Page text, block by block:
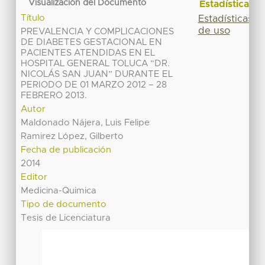
Visualización del Documento
Título
PREVALENCIA Y COMPLICACIONES
DE DIABETES GESTACIONAL EN
PACIENTES ATENDIDAS EN EL
HOSPITAL GENERAL TOLUCA “DR.
NICOLÁS SAN JUAN” DURANTE EL
PERIODO DE 01 MARZO 2012 – 28
FEBRERO 2013.
Autor
Maldonado Nájera, Luis Felipe
Ramirez López, Gilberto
Fecha de publicación
2014
Editor
Medicina-Quimica
Tipo de documento
Tesis de Licenciatura
Estadísticas
Estadísticas
de uso